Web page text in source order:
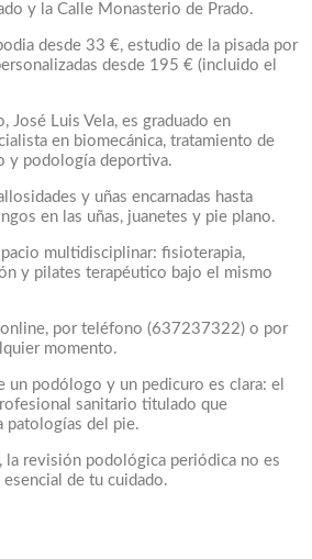
y la Calle Monasterio de Prado.
desde 33 €, estudio de la pisada por
desde 195 € (incluido el
José Luis Vela, es graduado en
en biomecánica, tratamiento de
y podología deportiva.
y uñas encarnadas hasta
en las uñas, juanetes y pie plano.
multidisciplinar: fisioterapia,
y pilates terapéutico bajo el mismo
online, por teléfono (637237322) o por
momento.
un podólogo y un pedicuro es clara: el
sanitario titulado que
patologías del pie.
la revisión podológica periódica no es
de tu cuidado.